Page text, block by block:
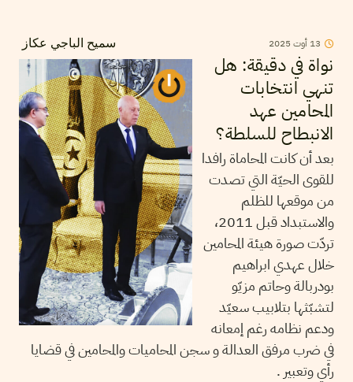
سميح الباجي عكاز 13 أوت 2025
نواة في دقيقة: هل
تنهي انتخابات
المحامين عهد
الانبطاح للسلطة؟
بعد أن كانت المحاماة رافدا
للقوى الحيّة التي تصدت
من موقعها للظلم
والاستبداد قبل 2011،
تردّت صورة هيئة المحامين
خلال عهدي ابراهيم
بودربالة وحاتم مزيّو
لتشبّثها بتلابيب سعيّد
ودعم نظامه رغم إمعانه
في ضرب مرفق العدالة و سجن المحاميات والمحامين في قضايا
رأي وتعبير .